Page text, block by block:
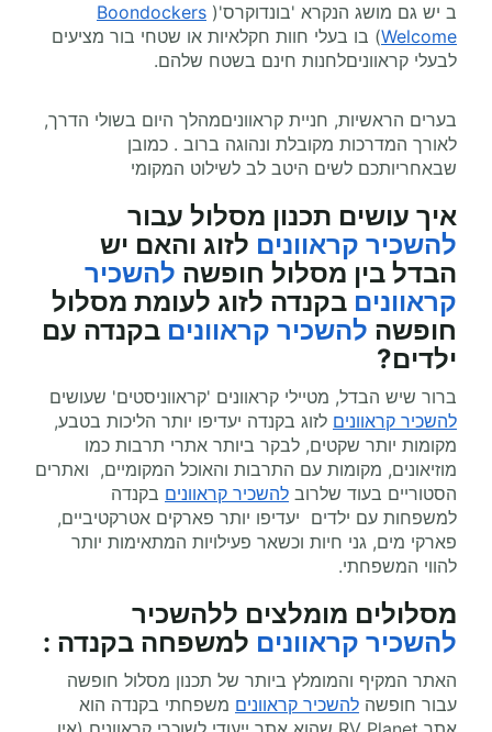
ב יש גם מושג הנקרא 'בונדוקרס'( Boondockers
Welcome) בו בעלי חוות חקלאיות או שטחי בור מציעים
לבעלי קראווניםלחנות חינם בשטח שלהם.
בערים הראשיות, חניית קראווניםמהלך היום בשולי הדרך,
לאורך המדרכות מקובלת ונהוגה ברוב . כמובן
שבאחריותכם לשים היטב לב לשילוט המקומי
איך עושים תכנון מסלול עבור
להשכיר קראוונים לזוג והאם יש
הבדל בין מסלול חופשה להשכיר
קראוונים בקנדה לזוג לעומת מסלול
חופשה להשכיר קראוונים בקנדה עם
ילדים?
ברור שיש הבדל, מטיילי קראוונים 'קראווניסטים' שעושים
להשכיר קראוונים לזוג בקנדה יעדיפו יותר הליכות בטבע,
מקומות יותר שקטים, לבקר ביותר אתרי תרבות כמו
מוזיאונים, מקומות עם התרבות והאוכל המקומיים, ואתרים
הסטוריים בעוד שלרוב להשכיר קראוונים בקנדה
למשפחות עם ילדים יעדיפו יותר פארקים אטרקטיביים,
פארקי מים, גני חיות וכשאר פעילויות המתאימות יותר
להווי המשפחתי.
מסלולים מומלצים ללהשכיר
להשכיר קראוונים למשפחה בקנדה :
האתר המקיף והמומלץ ביותר של תכנון מסלול חופשה
עבור חופשה להשכיר קראוונים משפחתי בקנדה הוא